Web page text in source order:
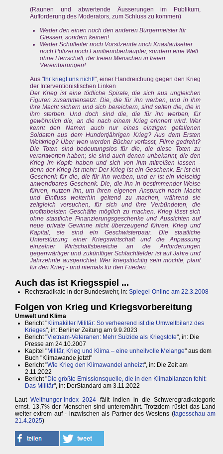
(Raunen und abwertende Äusserungen im Publikum,
Aufforderung des Moderators, zum Schluss zu kommen)
Weder den einen noch den anderen Bürgermeister für
Giessen, sondern keinen!
Weder Schulleiter noch Vorsitzende noch Knastaufseher
noch Polizei noch Familienoberhäupter, sondern eine Welt
ohne Herrschaft, der freien Menschen in freien
Vereinbarungen!
Aus " Ihr kriegt uns nicht!", einer Handreichung gegen den Krieg
der Interventionistischen Linken
Der Krieg ist eine tödliche Spirale, die sich aus ungleichen
Figuren zusammensetzt. Die, die für ihn werben, und in ihm
ihre Macht sichern und sich bereichern, sind selten die, die in
ihm sterben. Und doch sind die, die für ihn werben, für
gewöhnlich die, an die nach einem Krieg erinnert wird. Wer
kennt den Namen auch nur eines einzigen gefallenen
Soldaten aus dem Hundertjährigen Krieg? Aus dem Ersten
Weltkrieg? Über wen werden Bücher verfasst, Filme gedreht?
Die Toten sind bedeutungslos für die, die diese Toten zu
verantworten haben; sie sind auch denen unbekannt, die den
Krieg im Kopfe haben und sich von ihm mitreißen lassen -
denn der Krieg ist mehr: Der Krieg ist ein Geschenk. Er ist ein
Geschenk für die, die für ihn werben, und er ist ein vielseitig
anwendbares Geschenk. Die, die ihn in bestimmender Weise
führen, nutzen ihn, um ihren eigenen Anspruch nach Macht
und Einfluss weiterhin geltend zu machen, während sie
zeitgleich versuchen, für sich und ihre Verbündeten, die
profitabelsten Geschäfte möglich zu machen. Krieg lässt sich
ohne staatliche Finanzierungsgeschenke und Aussichten auf
neue private Gewinne nicht überzeugend führen. Krieg und
Kapital, sie sind ein Geschwisterpaar. Die staatliche
Unterstützung einer Kriegswirtschaft und die Anpassung
einzelner Wirtschaftsbereiche an die Anforderungen
gegenwärtiger und zukünftiger Schlachtfelder ist auf Jahre und
Jahrzehnte ausgerichtet. Wer kriegstüchtig sein möchte, plant
für den Krieg - und niemals für den Frieden.
Auch das ist Kriegsspiel ...
Rechtsradikale in der Bundeswehr, in: Spiegel-Online am 22.3.2008
Folgen von Krieg und Kriegsvorbereitung
Umwelt und Klima
Bericht "Klimakiller Militär: So verheerend ist die Umweltbilanz des
Krieges", in: Berliner Zeitung am 9.9.2023
Bericht "Vietnam-Veteranen: Mehr Suizide als Kriegstote", in: Die
Presse am 24.10.2007
Kapitel "Militär, Krieg und Klima – eine unheilvolle Melange" aus dem
Buch "Klimawande jetzt!"
Bericht "Wie Krieg den Klimawandel anheizt", in: Die Zeit am
2.11.2022
Bericht "Die größte Emissionsquelle, die in den Klimabilanzen fehlt:
Das Militär", in: DerStandard am 3.11.2022
LautWelthunger-Index 2024 fällt Indien in die Schweregradkategorie
ernst. 13,7% der Menschen sind unterernährt. Trotzdem rüstet das Land
weiter extrem auf - inzwischen als Partner des Westens (tagesschau am
21.4.2025)